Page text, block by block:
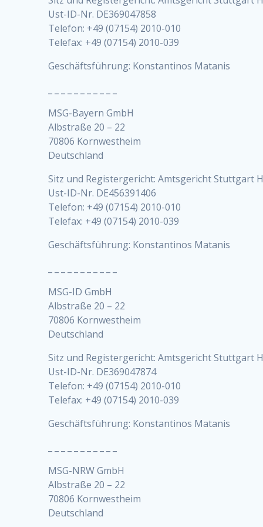
Ust-ID-Nr. DE369047858
Telefon: +49 (07154) 2010-010
Telefax: +49 (07154) 2010-039
Geschäftsführung: Konstantinos Matanis
MSG-Bayern GmbH
Albstraße 20 – 22
70806 Kornwestheim
Deutschland
Sitz und Registergericht: Amtsgericht Stuttgart
Ust-ID-Nr. DE456391406
Telefon: +49 (07154) 2010-010
Telefax: +49 (07154) 2010-039
Geschäftsführung: Konstantinos Matanis
MSG-ID GmbH
Albstraße 20 – 22
70806 Kornwestheim
Deutschland
Sitz und Registergericht: Amtsgericht Stuttgart
Ust-ID-Nr. DE369047874
Telefon: +49 (07154) 2010-010
Telefax: +49 (07154) 2010-039
Geschäftsführung: Konstantinos Matanis
MSG-NRW GmbH
Albstraße 20 – 22
70806 Kornwestheim
Deutschland